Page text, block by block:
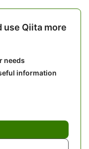
use Qiita more
needs
information